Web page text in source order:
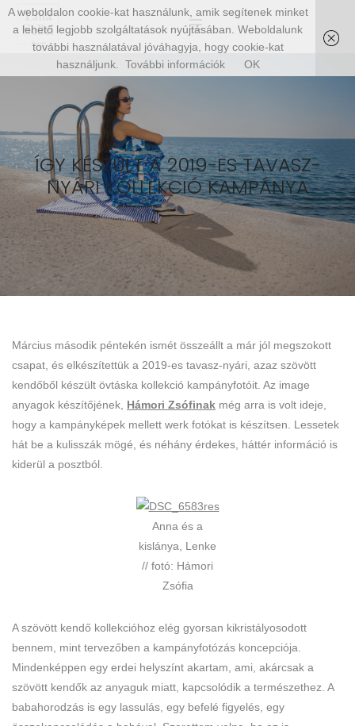
ÍGY KÉSZÜLT A 2019-ES TAVASZ-
NYÁRI KOLLEKCIÓ KAMPÁNYA
Március második péntekén ismét összeállt a már jól megszokott
csapat, és elkészítettük a 2019-es tavasz-nyári, azaz szövött
kendőből készült övtáska kollekció kampányfotóit. Az image
anyagok készítőjének, Hámori Zsófinak még arra is volt ideje,
hogy a kampányképek mellett werk fotókat is készítsen. Lessetek
hát be a kulisszák mögé, és néhány érdekes, háttér információ is
kiderül a posztból.
Anna és a
kislánya, Lenke
// fotó: Hámori
Zsófia
A szövött kendő kollekcióhoz elég gyorsan kikristályosodott
bennem, mint tervezőben a kampányfotózás koncepciója.
Mindenképpen egy erdei helyszínt akartam, ami, akárcsak a
szövött kendők az anyaguk miatt, kapcsolódik a természethez. A
babahorodzás is egy lassulás, egy befelé figyelés, egy
A weboldalon cookie-kat használunk, amik segítenek minket
a lehető legjobb szolgáltatások nyújtásában. Weboldalunk
további használatával jóváhagyja, hogy cookie-kat
használjunk.
További információk OK